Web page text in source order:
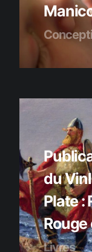
du
Plate :
Rouge
Livres